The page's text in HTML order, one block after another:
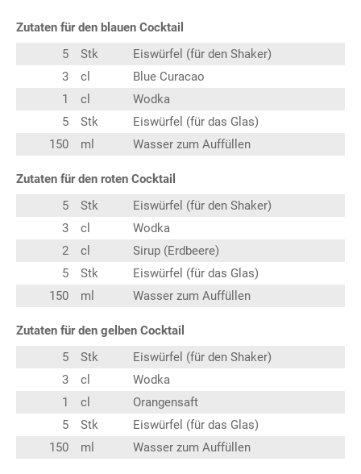
Zutaten für den blauen Cocktail
5
Stk
Eiswürfel (für den Shaker)
3
cl
Blue Curacao
1
cl
Wodka
5
Stk
Eiswürfel (für das Glas)
150
ml Wasser zum Auffüllen
Zutaten für den roten Cocktail
5
Stk
Eiswürfel (für den Shaker)
3
cl
Wodka
2
cl
Sirup (Erdbeere)
5
Stk
Eiswürfel (für das Glas)
150
ml Wasser zum Auffüllen
Zutaten für den gelben Cocktail
5
Stk
Eiswürfel (für den Shaker)
3
cl
Wodka
1
cl
Orangensaft
5
Stk
Eiswürfel (für das Glas)
150
ml Wasser zum Auffüllen